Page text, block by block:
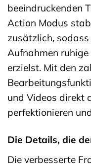
beeindruckenden
Action Modus
zusätzlich,
Aufnahmen
erzielst. Mit den
und Videos direkt
perfektionieren
Die Details, die
Die verbesserte